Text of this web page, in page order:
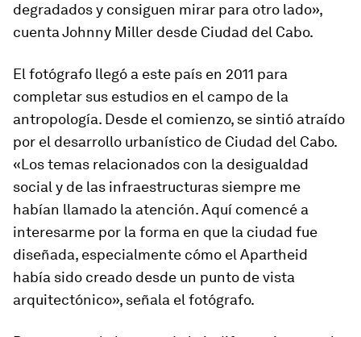
degradados y consiguen mirar para otro lado»,
cuenta Johnny Miller desde Ciudad del Cabo.
El fotógrafo llegó a este país en 2011 para
completar sus estudios en el campo de la
antropología. Desde el comienzo, se sintió atraído
por el desarrollo urbanístico de Ciudad del Cabo.
«Los temas relacionados con la desigualdad
social y de las infraestructuras siempre me
habían llamado la atención. Aquí comencé a
interesarme por la forma en que la ciudad fue
diseñada, especialmente cómo el Apartheid
había sido creado desde un punto de vista
arquitectónico», señala el fotógrafo.